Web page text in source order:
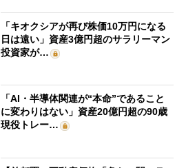
「キオクシアが再び株価10万円になる
日は遠い」資産3億円超のサラリーマン
投資家が…
「AI・半導体関連が“本命”であること
に変わりはない」資産20億円超の90歳
現役トレー…